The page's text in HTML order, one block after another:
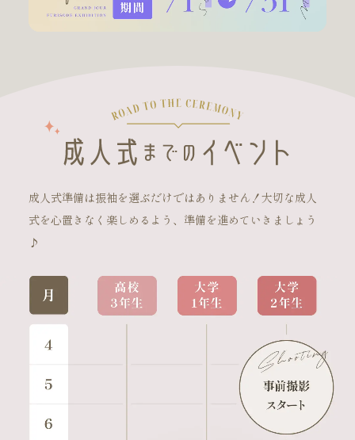
成人式準備は振袖を選ぶだけではありません！大切な成人
式を心置きなく楽しめるよう、準備を進めていきましょう
♪